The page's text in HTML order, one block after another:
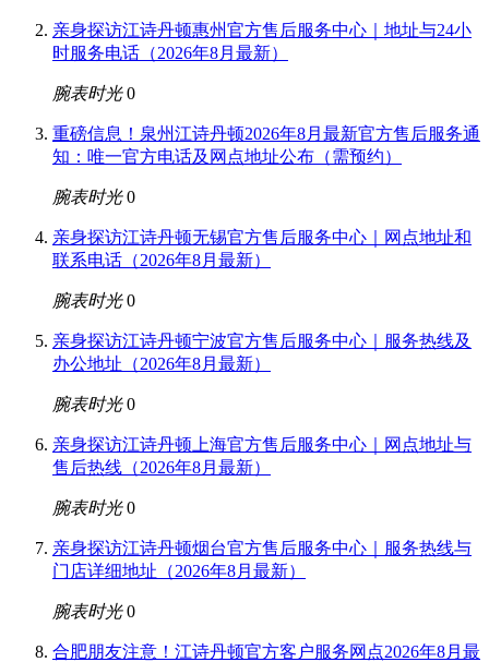
亲身探访江诗丹顿惠州官方售后服务中心｜地址与24小
时服务电话（2026年8月最新）
腕表时光 0
重磅信息！泉州江诗丹顿2026年8月最新官方售后服务通
知：唯一官方电话及网点地址公布（需预约）
腕表时光 0
亲身探访江诗丹顿无锡官方售后服务中心｜网点地址和
联系电话（2026年8月最新）
腕表时光 0
亲身探访江诗丹顿宁波官方售后服务中心｜服务热线及
办公地址（2026年8月最新）
腕表时光 0
亲身探访江诗丹顿上海官方售后服务中心｜网点地址与
售后热线（2026年8月最新）
腕表时光 0
亲身探访江诗丹顿烟台官方售后服务中心｜服务热线与
门店详细地址（2026年8月最新）
腕表时光 0
合肥朋友注意！江诗丹顿官方客户服务网点2026年8月最